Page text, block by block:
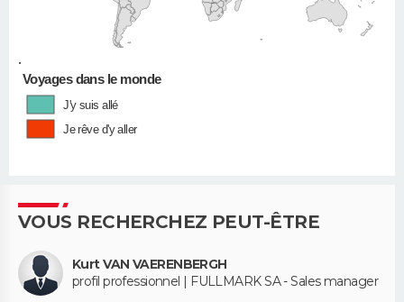
•
Voyages dans le monde
J'y suis allé
Je rêve d'y aller
VOUS RECHERCHEZ PEUT-ÊTRE
Kurt VAN VAERENBERGH
profil professionnel | FULLMARK SA - Sales manager